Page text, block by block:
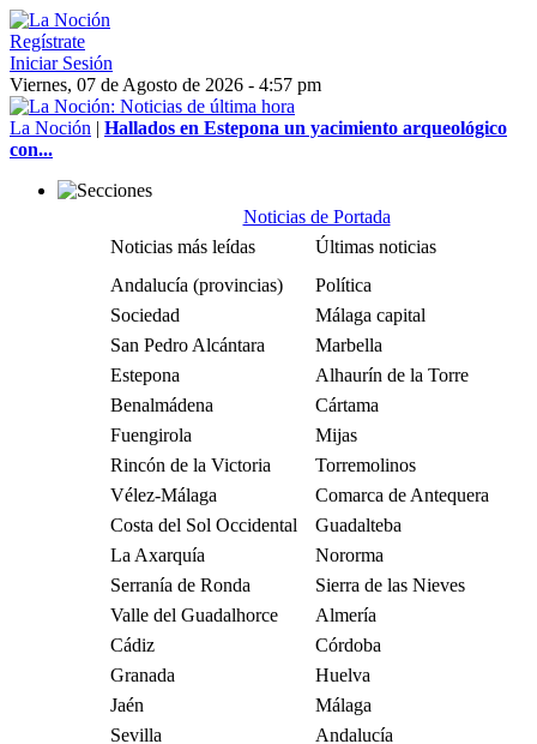
Regístrate
Iniciar Sesión
Viernes, 07 de Agosto de 2026 - 4:57 pm
La Noción | Hallados en Estepona un yacimiento arqueológico
con...
Noticias de Portada
Noticias más leídas
Últimas noticias
Andalucía (provincias)
Política
Sociedad
Málaga capital
San Pedro Alcántara
Marbella
Estepona
Alhaurín de la Torre
Benalmádena
Cártama
Fuengirola
Mijas
Rincón de la Victoria
Torremolinos
Vélez-Málaga
Comarca de Antequera
Costa del Sol Occidental
Guadalteba
La Axarquía
Nororma
Serranía de Ronda
Sierra de las Nieves
Valle del Guadalhorce
Almería
Cádiz
Córdoba
Granada
Huelva
Jaén
Málaga
Sevilla
Andalucía